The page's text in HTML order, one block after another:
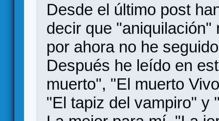
Desde el último post
decir que
por ahora no he
Después he leído en
muerto", "El muerto
"El tapiz del vampiro" y